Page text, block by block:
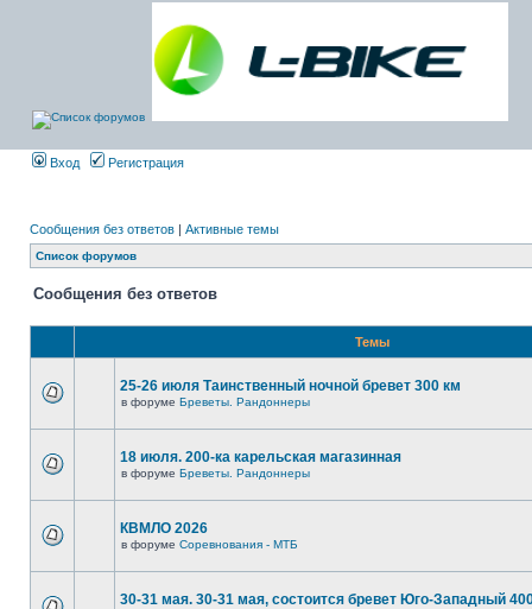
Вход Регистрация
Сообщения без ответов | Активные темы
Список форумов
Сообщения без ответов
Темы
25-26 июля Таинственный ночной бревет 300 км
в форуме Бреветы. Рандоннеры
18 июля. 200-ка карельская магазинная
в форуме Бреветы. Рандоннеры
КВМЛО 2026
в форуме Соревнования - МТБ
30-31 мая. 30-31 мая, состоится бревет Юго-Западный